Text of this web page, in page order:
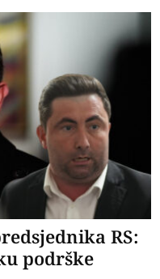
RS:
podrške